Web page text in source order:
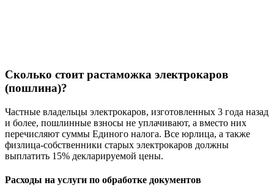
Сколько стоит растаможка электрокаров
(пошлина)?
Частные владельцы электрокаров, изготовленных 3 года назад
и более, пошлинные взносы не уплачивают, а вместо них
перечисляют суммы Единого налога. Все юрлица, а также
физлица-собственники старых электрокаров должны
выплатить 15% декларируемой цены.
Расходы на услуги по обработке документов